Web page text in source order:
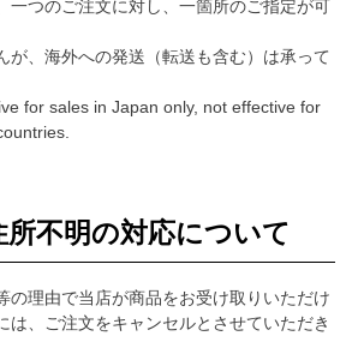
一つのご注文に対し、一箇所のご指定が可
、海外への発送（転送も含む）は承って
for sales in Japan only, not effective for
所不明の対応について
の理由で当店が商品をお受け取りいただけ
は、ご注文をキャンセルとさせていただき